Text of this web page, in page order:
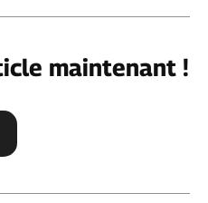
maintenant !